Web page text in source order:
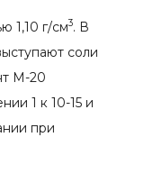
1,10 г/см3. В
соли
М-20
1 к 10-15 и
при